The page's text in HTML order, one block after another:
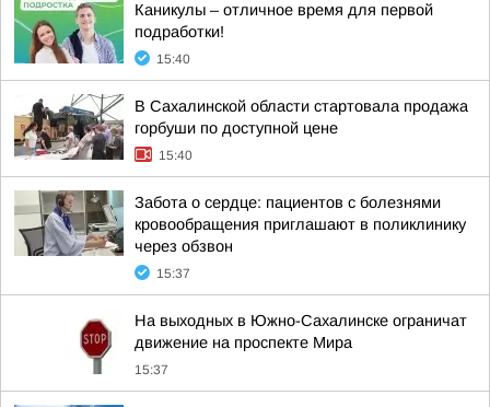
Каникулы – отличное время для первой
подработки!
15:40
В Сахалинской области стартовала продажа
горбуши по доступной цене
15:40
Забота о сердце: пациентов с болезнями
кровообращения приглашают в поликлинику
через обзвон
15:37
На выходных в Южно-Сахалинске ограничат
движение на проспекте Мира
15:37